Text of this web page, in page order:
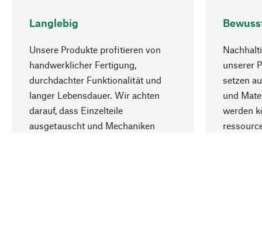
Langlebig
Unsere Produkte profitieren von
handwerklicher Fertigung,
durchdachter Funktionalität und
langer Lebensdauer. Wir achten
darauf, dass Einzelteile
ausgetauscht und Mechaniken
unserer
setzen
und
werden